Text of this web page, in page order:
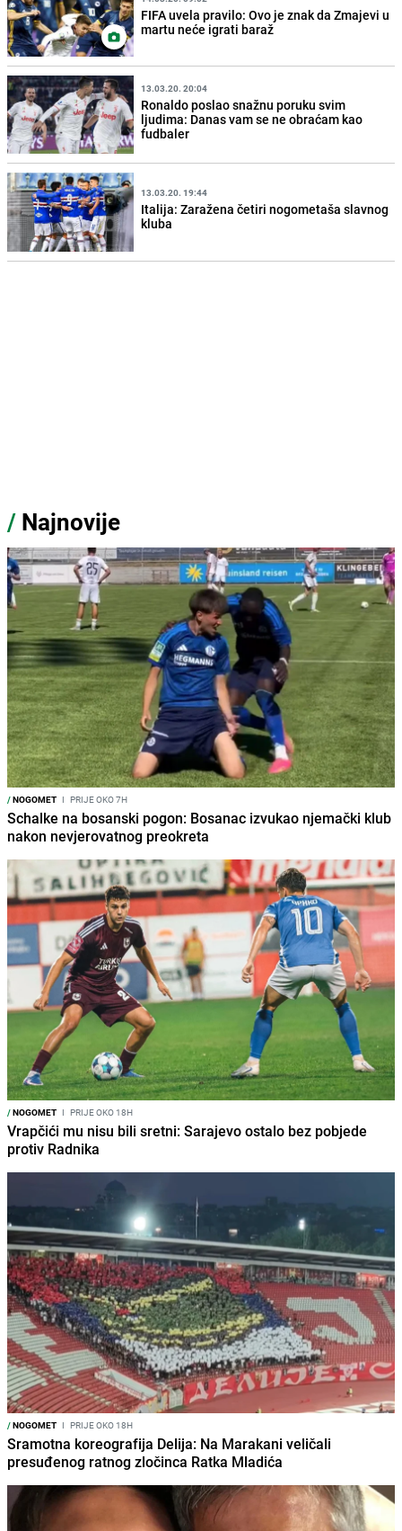
FIFA uvela pravilo: Ovo je znak da Zmajevi u
martu neće igrati baraž
13.03.20. 20:04
Ronaldo poslao snažnu poruku svim
ljudima: Danas vam se ne obraćam kao
fudbaler
13.03.20. 19:44
Italija: Zaražena četiri nogometaša slavnog
kluba
/ Najnovije
/NOGOMET I PRIJE OKO 7H
Schalke na bosanski pogon: Bosanac izvukao njemački klub
nakon nevjerovatnog preokreta
/NOGOMET I PRIJE OKO 18H
Vrapčići mu nisu bili sretni: Sarajevo ostalo bez pobjede
protiv Radnika
/NOGOMET I PRIJE OKO 18H
Sramotna koreografija Delija: Na Marakani veličali
presuđenog ratnog zločinca Ratka Mladića